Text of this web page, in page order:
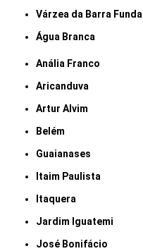
Várzea da Barra Funda
Água Branca
Anália Franco
Aricanduva
Artur Alvim
Belém
Guaianases
Itaim Paulista
Itaquera
Jardim Iguatemi
José Bonifácio